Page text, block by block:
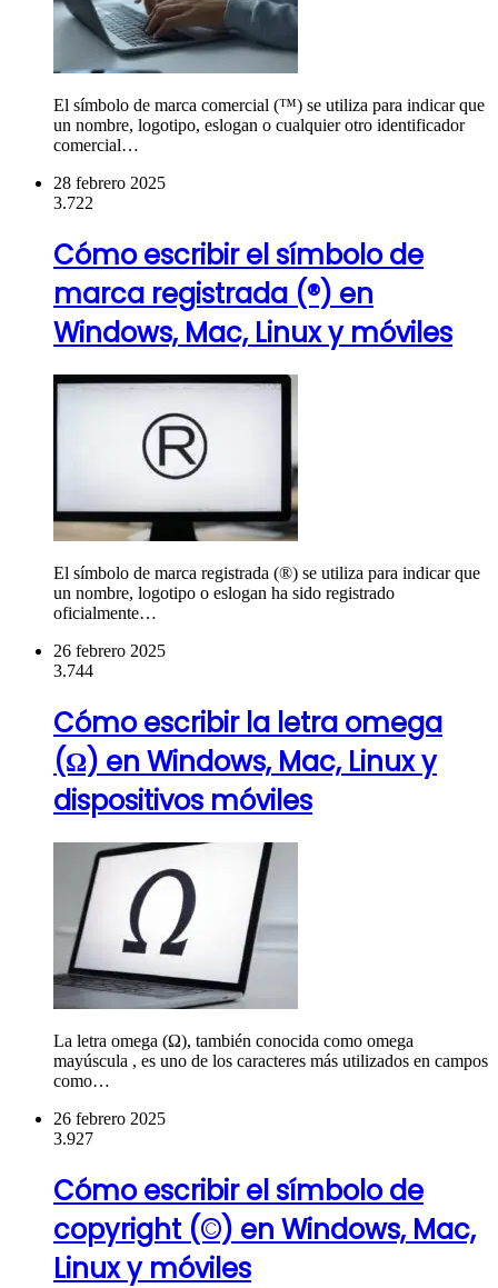
El símbolo de marca comercial (™) se utiliza para indicar que
un nombre, logotipo, eslogan o cualquier otro identificador
comercial…
28 febrero 2025
3.722
Cómo escribir el símbolo de
marca registrada (®) en
Windows, Mac, Linux y móviles
El símbolo de marca registrada (®) se utiliza para indicar que
un nombre, logotipo o eslogan ha sido registrado
oficialmente…
26 febrero 2025
3.744
Cómo escribir la letra omega
(Ω) en Windows, Mac, Linux y
dispositivos móviles
La letra omega (Ω), también conocida como omega
mayúscula , es uno de los caracteres más utilizados en campos
como…
26 febrero 2025
3.927
Cómo escribir el símbolo de
copyright (©) en Windows, Mac,
Linux y móviles